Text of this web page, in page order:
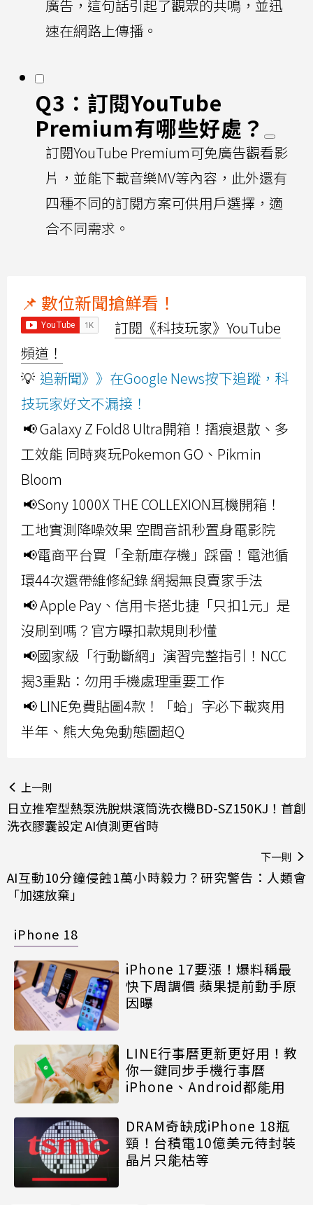
廣告，這句話引起了觀眾的共鳴，並迅
速在網路上傳播。
Q3：訂閱YouTube
Premium有哪些好處？
訂閱YouTube Premium可免廣告觀看影
片，並能下載音樂MV等內容，此外還有
四種不同的訂閱方案可供用戶選擇，適
合不同需求。
📌 數位新聞搶鮮看！
訂閱《科技玩家》YouTube
頻道！
💡 追新聞》》在Google News按下追蹤，科
技玩家好文不漏接！
📢 Galaxy Z Fold8 Ultra開箱！摺痕退散、多
工效能 同時爽玩Pokemon GO、Pikmin
Bloom
📢Sony 1000X THE COLLEXION耳機開箱！
工地實測降噪效果 空間音訊秒置身電影院
📢電商平台買「全新庫存機」踩雷！電池循
環44次還帶維修紀錄 網揭無良賣家手法
📢 Apple Pay、信用卡搭北捷「只扣1元」是
沒刷到嗎？官方曝扣款規則秒懂
📢國家級「行動斷網」演習完整指引！NCC
揭3重點：勿用手機處理重要工作
📢 LINE免費貼圖4款！「蛤」字必下載爽用
半年、熊大兔兔動態圖超Q
上一則
日立推窄型熱泵洗脫烘滾筒洗衣機BD-SZ150KJ！首創
洗衣膠囊設定 AI偵測更省時
下一則
AI互動10分鐘侵蝕1萬小時毅力？研究警告：人類會
「加速放棄」
iPhone 18
iPhone 17要漲！爆料稱最
快下周調價 蘋果提前動手原
因曝
LINE行事曆更新更好用！教
你一鍵同步手機行事曆
iPhone、Android都能用
DRAM奇缺成iPhone 18瓶
頸！台積電10億美元待封裝
晶片只能枯等